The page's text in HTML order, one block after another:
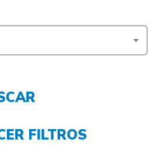
FILTROS